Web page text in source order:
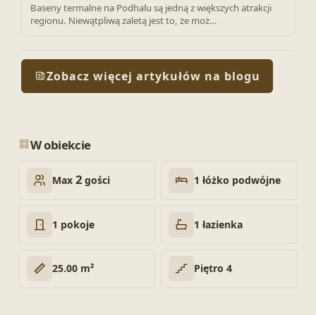
Baseny termalne na Podhalu są jedną z większych atrakcji
regionu. Niewątpliwą zaletą jest to, że moż…
Zobacz więcej artykułów na blogu
W obiekcie
Max 2 gości 1 łóżko podwójne
1 pokoje 1 łazienka
25.00 m² Piętro 4